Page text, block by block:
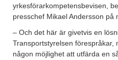
yrkesförarkompetensbevisen,
presschef Mikael Andersson på
– Och det här är givetvis en
Transportstyrelsen förespråkar,
någon möjlighet att utfärda en